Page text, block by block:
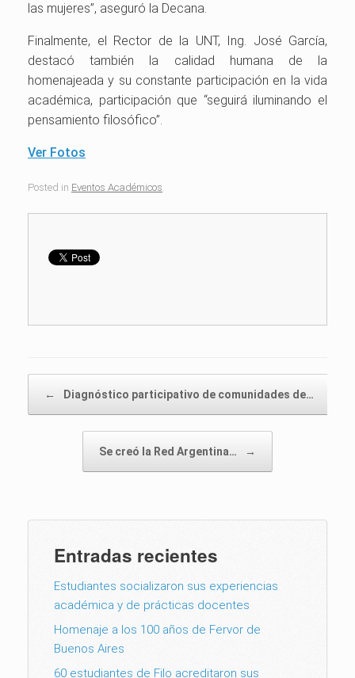
las mujeres”, aseguró la Decana.
Finalmente, el Rector de la UNT, Ing. José García,
destacó también la calidad humana de la
homenajeada y su constante participación en la vida
académica, participación que “seguirá iluminando el
pensamiento filosófico”.
Ver Fotos
Posted in Eventos Académicos
← Diagnóstico participativo de comunidades de…
Se creó la Red Argentina… →
Entradas recientes
Estudiantes socializaron sus experiencias
académica y de prácticas docentes
Homenaje a los 100 años de Fervor de
Buenos Aires
60 estudiantes de Filo acreditaron sus